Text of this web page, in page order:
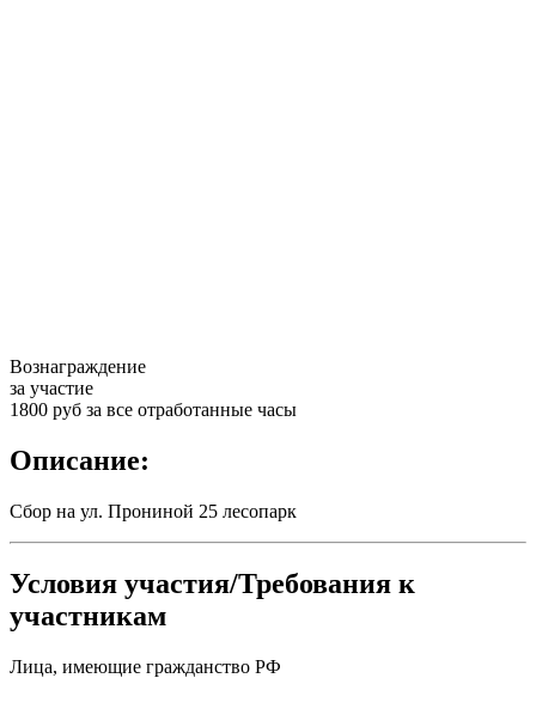
Вознаграждение
за участие
1800 руб за все отработанные часы
Описание:
Сбор на ул. Прониной 25 лесопарк
Условия участия/Требования к
участникам
Лица, имеющие гражданство РФ